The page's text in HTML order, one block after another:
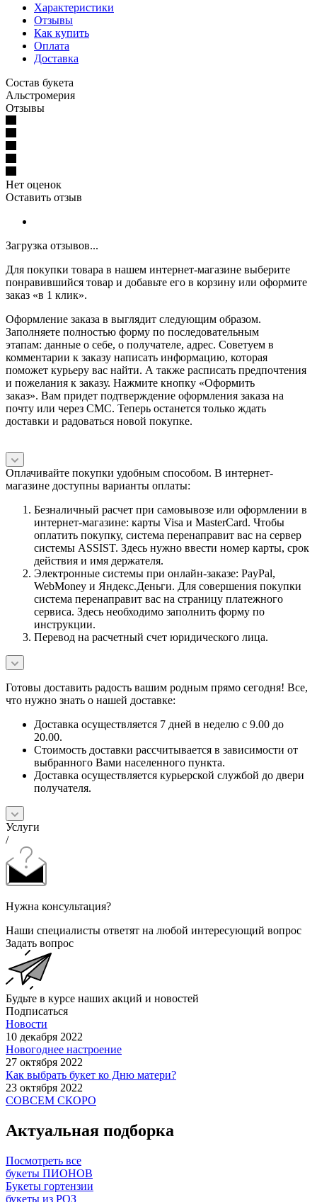
Характеристики
Отзывы
Как купить
Оплата
Доставка
Состав букета
Альстромерия
Отзывы
Нет оценок
Оставить отзыв
Загрузка отзывов...
Для покупки товара в нашем интернет-магазине выберите
понравившийся товар и добавьте его в корзину или оформите
заказ «в 1 клик».
Оформление заказа в выглядит следующим образом.
Заполняете полностью форму по последовательным
этапам: данные о себе, о получателе, адрес. Советуем в
комментарии к заказу написать информацию, которая
поможет курьеру вас найти. А также расписать предпочтения
и пожелания к заказу. Нажмите кнопку «Оформить
заказ». Вам придет подтверждение оформления заказа на
почту или через СМС. Теперь останется только ждать
доставки и радоваться новой покупке.
Оплачивайте покупки удобным способом. В интернет-
магазине доступны варианты оплаты:
Безналичный расчет при самовывозе или оформлении в
интернет-магазине: карты Visa и MasterCard. Чтобы
оплатить покупку, система перенаправит вас на сервер
системы ASSIST. Здесь нужно ввести номер карты, срок
действия и имя держателя.
Электронные системы при онлайн-заказе: PayPal,
WebMoney и Яндекс.Деньги. Для совершения покупки
система перенаправит вас на страницу платежного
сервиса. Здесь необходимо заполнить форму по
инструкции.
Перевод на расчетный счет юридического лица.
Готовы доставить радость вашим родным прямо сегодня! Все,
что нужно знать о нашей доставке:
Доставка осуществляется 7 дней в неделю с 9.00 до
20.00.
Стоимость доставки рассчитывается в зависимости от
выбранного Вами населенного пункта.
Доставка осуществляется курьерской службой до двери
получателя.
Услуги
/
Нужна консультация?
Наши специалисты ответят на любой интересующий вопрос
Задать вопрос
Будьте в курсе наших акций и новостей
Подписаться
Новости
10 декабря 2022
Новогоднее настроение
27 октября 2022
Как выбрать букет ко Дню матери?
23 октября 2022
СОВСЕМ СКОРО
Актуальная подборка
Посмотреть все
букеты ПИОНОВ
Букеты гортензии
букеты из РОЗ